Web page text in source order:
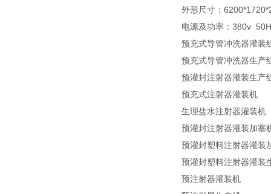
外形尺寸：
电源及功率：380v
预充式导管冲洗器灌装
预充式导管冲洗器生产
预灌封注射器灌装生产
预充式注射器灌装机
生理盐水注射器灌装机
预灌封注射器灌装加塞
预灌封塑料注射器灌装
预灌封塑料注射器灌装
预注射器灌装机